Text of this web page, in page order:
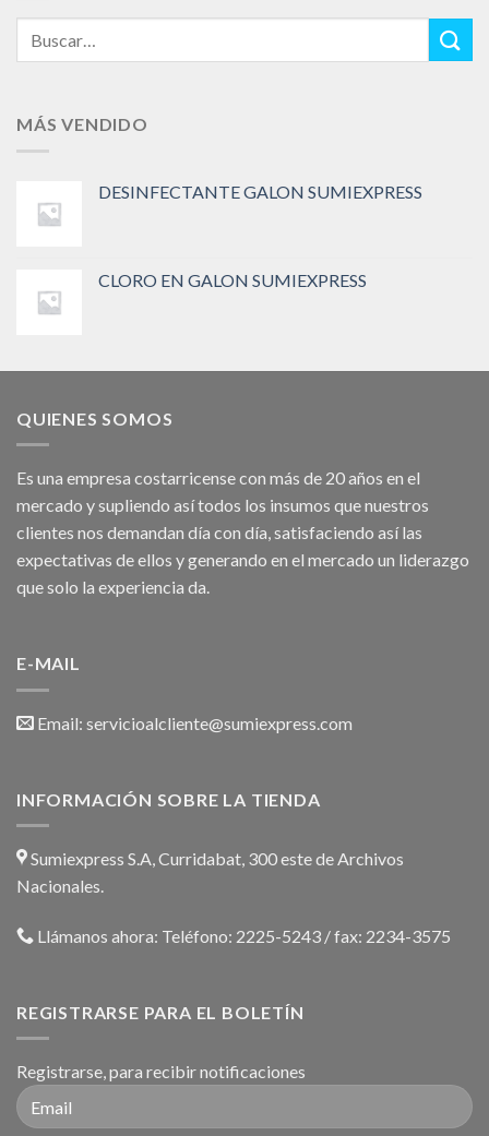
MÁS VENDIDO
DESINFECTANTE GALON SUMIEXPRESS
CLORO EN GALON SUMIEXPRESS
QUIENES SOMOS
Es una empresa costarricense con más de 20 años en el
mercado y supliendo así todos los insumos que nuestros
clientes nos demandan día con día, satisfaciendo así las
expectativas de ellos y generando en el mercado un liderazgo
que solo la experiencia da.
E-MAIL
Email: servicioalcliente@sumiexpress.com
INFORMACIÓN SOBRE LA TIENDA
Sumiexpress S.A, Curridabat, 300 este de Archivos
Nacionales.
Llámanos ahora: Teléfono: 2225-5243 / fax: 2234-3575
REGISTRARSE PARA EL BOLETÍN
Registrarse, para recibir notificaciones